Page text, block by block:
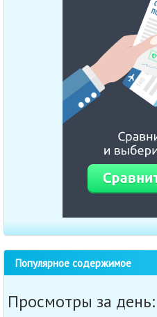
Популярное содержимое
Просмотры за день: